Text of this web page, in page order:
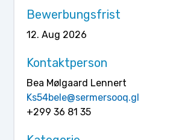
Bewerbungsfrist
12. Aug 2026
Kontaktperson
Bea Mølgaard Lennert
Ks54bele@sermersooq.gl
+299 36 81 35